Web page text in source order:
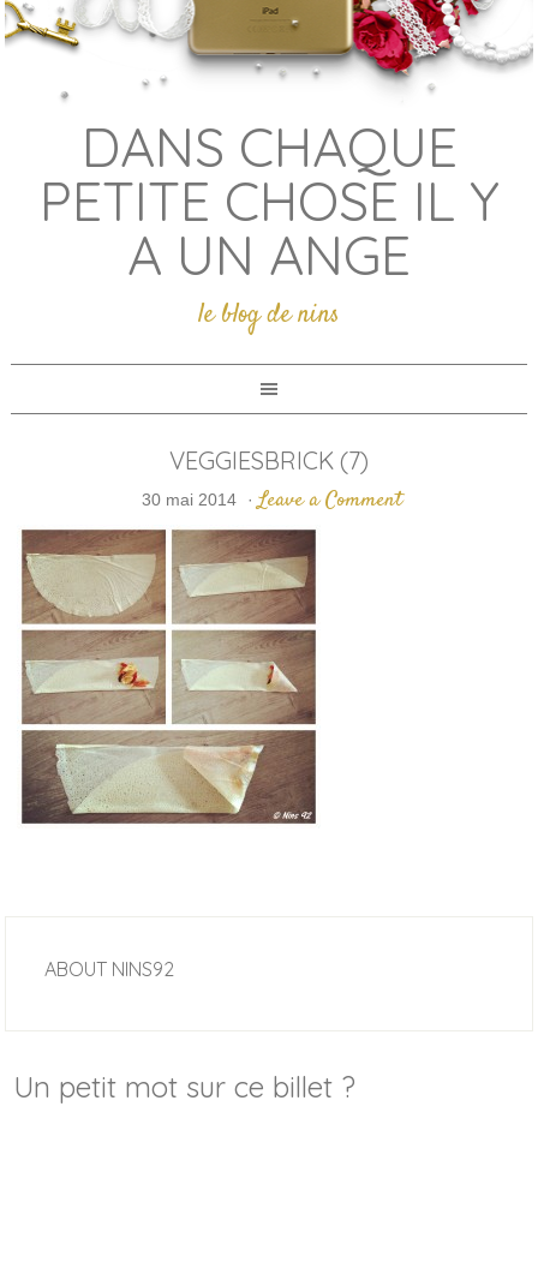
DANS CHAQUE
PETITE CHOSE IL Y
A UN ANGE
le blog de nins
VEGGIESBRICK (7)
30 mai 2014 · Leave a Comment
ABOUT NINS92
Un petit mot sur ce billet ?